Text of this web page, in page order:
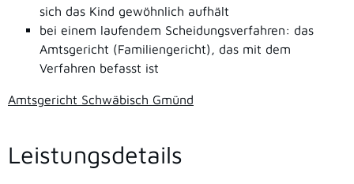
sich das Kind gewöhnlich aufhält
bei einem laufendem Scheidungsverfahren: das
Amtsgericht (Familiengericht), das mit dem
Verfahren befasst ist
Amtsgericht Schwäbisch Gmünd
Leistungsdetails